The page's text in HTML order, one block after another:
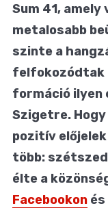
Sum 41,
metalosabb
szinte a
felfokozódtak
formáció ilyen
Szigetre.
pozitív
több:
élte a
Facebookon és